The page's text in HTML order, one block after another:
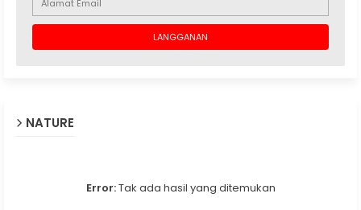
NATURE
Error:Tak ada hasil yang ditemukan